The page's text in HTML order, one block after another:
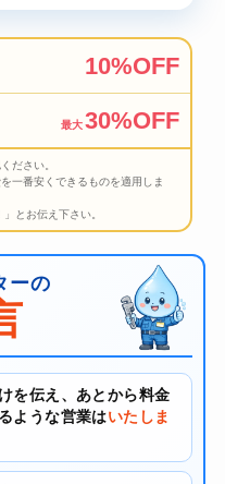
10%OFF
最大30%OFF
ださい。
一番安くできるものを適用しま
とお伝え下さい。
ーの
を伝え、あとから料金
ような営業はいたしま